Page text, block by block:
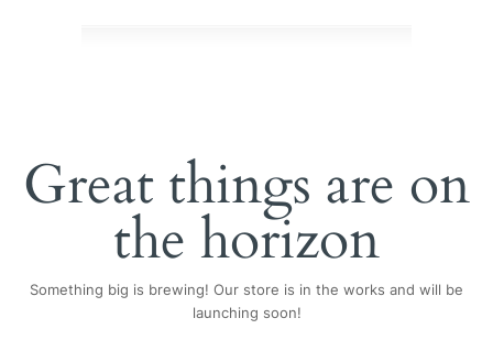
Great things are on
the horizon
Something big is brewing! Our store is in the works and will be
launching soon!